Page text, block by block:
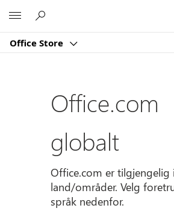
Office Store
Office.com
globalt
Office.com er tilgjengelig
land/områder. Velg
språk nedenfor.